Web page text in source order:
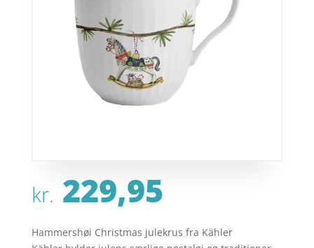
kr. 229,95
Hammershøi Christmas julekrus fra Kähler